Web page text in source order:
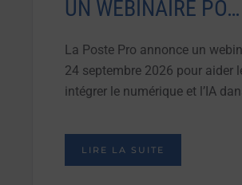
UN WEBINAIRE PO…
La Poste Pro annonce un
24 septembre 2026 pour aider
intégrer le numérique et l’IA
LIRE LA SUITE